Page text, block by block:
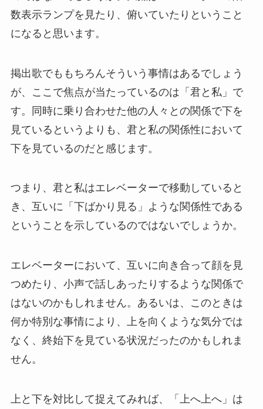
数表示ランプを見たり、俯いていたりということ
になると思います。
掲出歌でももちろんそういう事情はあるでしょう
が、ここで焦点が当たっているのは「君と私」で
す。同時に乗り合わせた他の人々との関係で下を
見ているというよりも、君と私の関係性において
下を見ているのだと感じます。
つまり、君と私はエレベーターで移動していると
き、互いに「下ばかり見る」ような関係性である
ということを示しているのではないでしょうか。
エレベーターにおいて、互いに向き合って顔を見
つめたり、小声で話しあったりするような関係で
はないのかもしれません。あるいは、このときは
何か特別な事情により、上を向くような気分では
なく、終始下を見ている状況だったのかもしれま
せん。
上と下を対比して捉えてみれば、「上へ上へ」は